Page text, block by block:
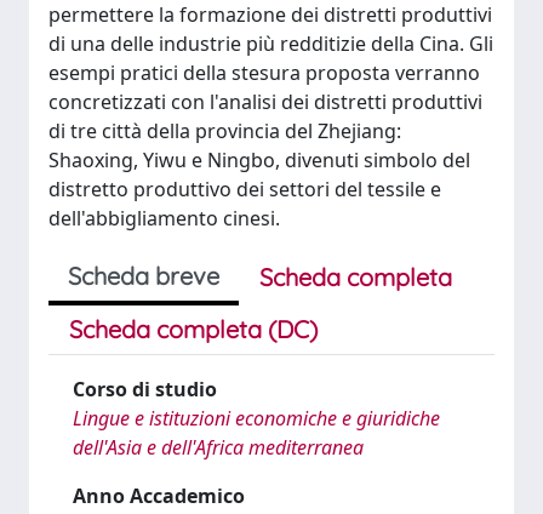
permettere la formazione dei distretti produttivi
di una delle industrie più redditizie della Cina. Gli
esempi pratici della stesura proposta verranno
concretizzati con l'analisi dei distretti produttivi
di tre città della provincia del Zhejiang:
Shaoxing, Yiwu e Ningbo, divenuti simbolo del
distretto produttivo dei settori del tessile e
dell'abbigliamento cinesi.
Scheda breve
Scheda completa
Scheda completa (DC)
Corso di studio
Lingue e istituzioni economiche e giuridiche
dell'Asia e dell'Africa mediterranea
Anno Accademico